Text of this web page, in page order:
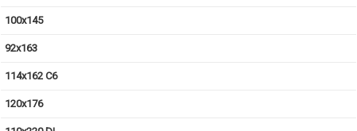
100x145
92x163
114x162 C6
120x176